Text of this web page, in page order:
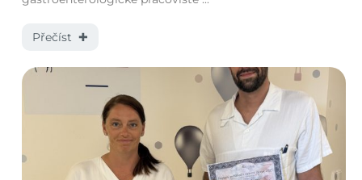
Přečíst ✚